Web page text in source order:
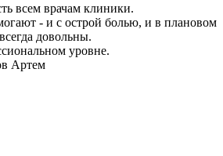
всем врачам клиники.
- и с острой болью, и в плановом
довольны.
уровне.
Артем